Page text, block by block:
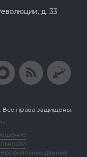
д. 33
Все права защищены.
данных